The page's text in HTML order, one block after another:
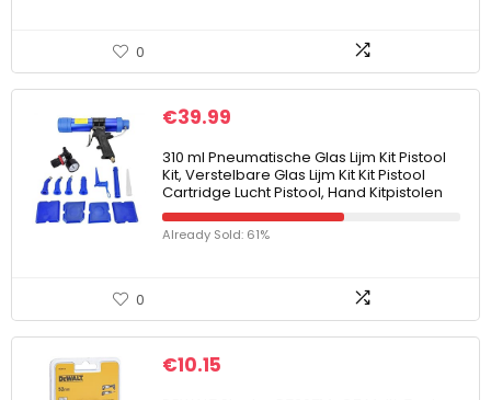
0
€39.99
310 ml Pneumatische Glas Lijm Kit Pistool
Kit, Verstelbare Glas Lijm Kit Kit Pistool
Cartridge Lucht Pistool, Hand Kitpistolen
Already Sold: 61%
0
€10.15